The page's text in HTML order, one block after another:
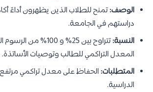
الوصف:تمنح للطلاب الذين يظهرون أداءً
دراستهم في الجامعة.
النسبة:
تتراوح بين 25% و 100%
المعدل التراكمي للطالب وتوصيات الأساتذة.
المتطلبات: الحفاظ على معدل تراكمي
الدراسية.